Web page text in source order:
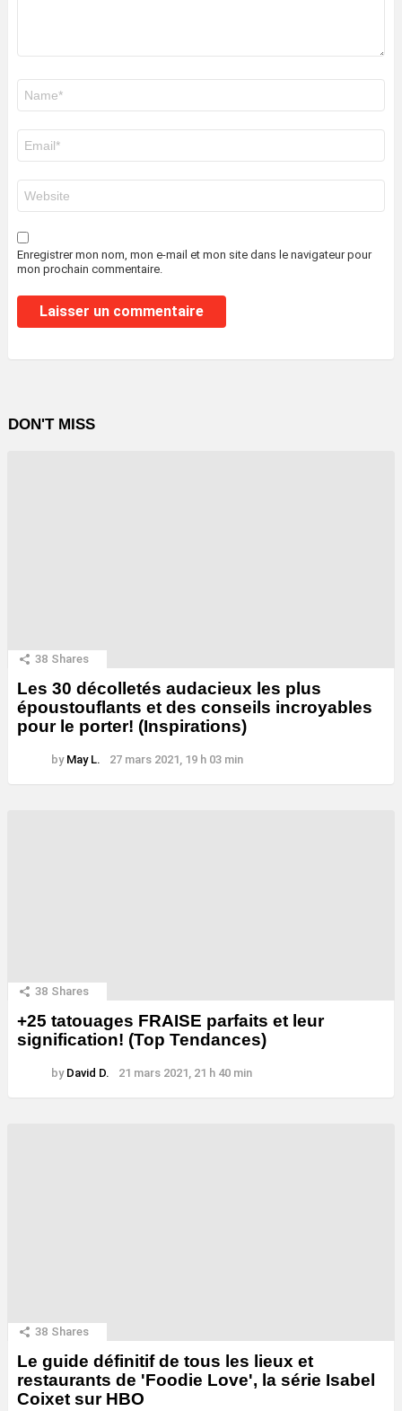
mail
*
web
Enregistrer mon nom, mon e-mail et mon site dans le navigateur pour
mon prochain commentaire.
DON'T MISS
38 Shares
Les 30 décolletés audacieux les plus
époustouflants et des conseils incroyables
pour le porter! (Inspirations)
by May L. 27 mars 2021, 19 h 03 min
38 Shares
+25 tatouages ​​FRAISE parfaits et leur
signification! (Top Tendances)
by David D. 21 mars 2021, 21 h 40 min
38 Shares
Le guide définitif de tous les lieux et
restaurants de 'Foodie Love', la série Isabel
Coixet sur HBO